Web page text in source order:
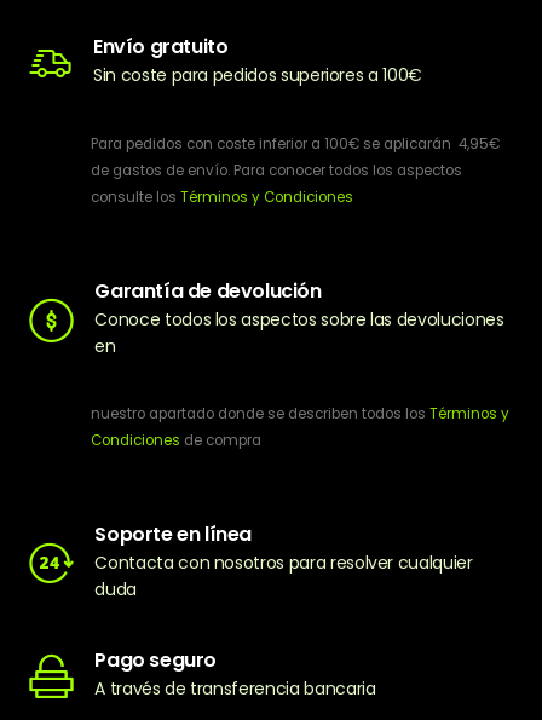
Envío gratuito
Sin coste para pedidos superiores a 100€
Para pedidos con coste inferior a 100€ se aplicarán 4,95€
de gastos de envío. Para conocer todos los aspectos
consulte los Términos y Condiciones
Garantía de devolución
Conoce todos los aspectos sobre las devoluciones
en
nuestro apartado donde se describen todos los Términos y
Condiciones de compra
Soporte en línea
Contacta con nosotros para resolver cualquier
duda
Pago seguro
A través de transferencia bancaria